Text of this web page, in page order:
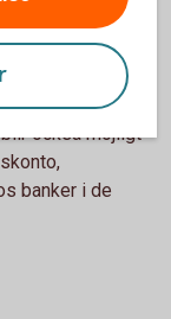
som
Island och
också möjligt
banker i de